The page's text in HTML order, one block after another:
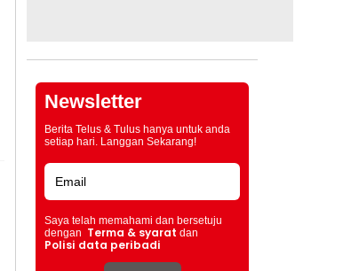
Newsletter
Berita Telus & Tulus hanya untuk anda
setiap hari. Langgan Sekarang!
Saya telah memahami dan bersetuju
dengan Terma & syarat dan
Polisi data peribadi